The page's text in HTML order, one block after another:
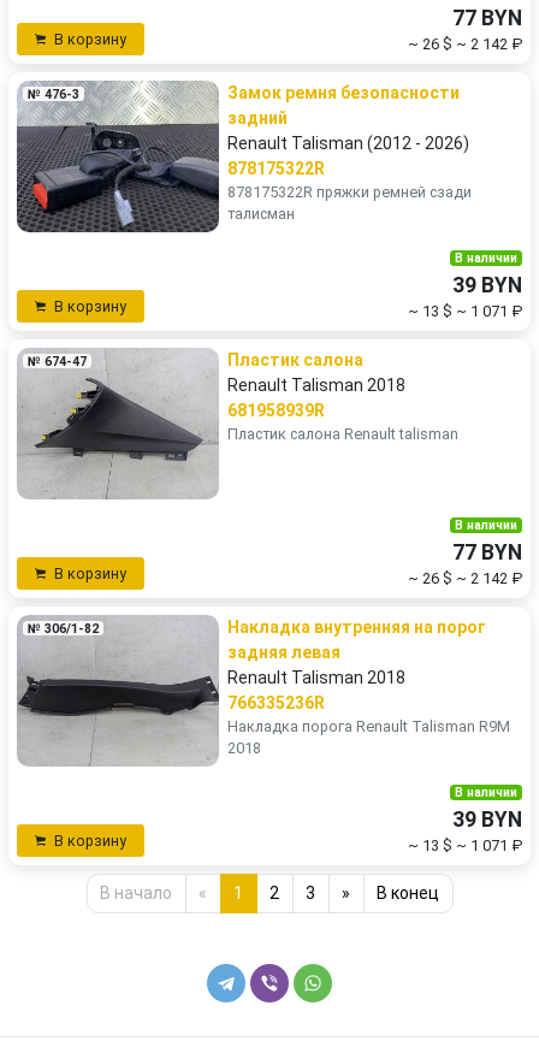
В корзину
77 BYN
~ 26 $ ~ 2 142 ₽
№ 476-3
Замок ремня безопасности
задний
Renault Talisman (2012 - 2026)
878175322R
878175322R пряжки ремней сзади
талисман
В корзину
В наличии
39 BYN
~ 13 $ ~ 1 071 ₽
№ 674-47
Пластик салона
Renault Talisman 2018
681958939R
Пластик салона Renault talisman
В корзину
В наличии
77 BYN
~ 26 $ ~ 2 142 ₽
№ 306/1-82
Накладка внутренняя на порог
задняя левая
Renault Talisman 2018
766335236R
Накладка порога Renault Talisman R9M
2018
В корзину
В наличии
39 BYN
~ 13 $ ~ 1 071 ₽
В начало « 1 2 3 » В конец